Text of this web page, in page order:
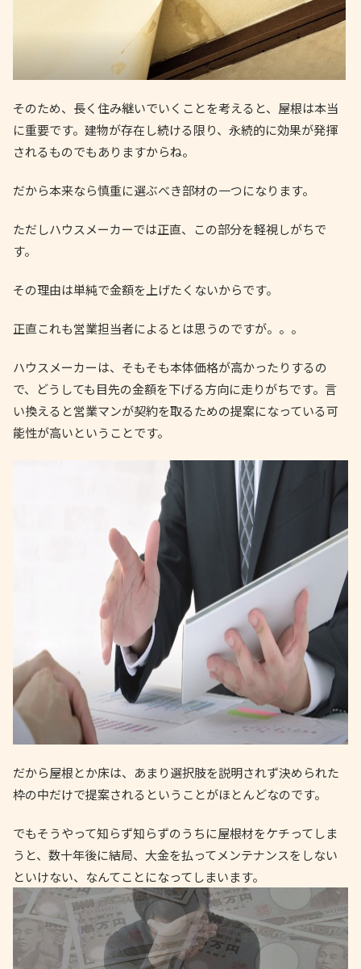
そのため、長く住み継いでいくことを考えると、屋根は本当
に重要です。建物が存在し続ける限り、永続的に効果が発揮
されるものでもありますからね。
だから本来なら慎重に選ぶべき部材の一つになります。
ただしハウスメーカーでは正直、この部分を軽視しがちで
す。
その理由は単純で金額を上げたくないからです。
正直これも営業担当者によるとは思うのですが。。。
ハウスメーカーは、そもそも本体価格が高かったりするの
で、どうしても目先の金額を下げる方向に走りがちです。言
い換えると営業マンが契約を取るための提案になっている可
能性が高いということです。
だから屋根とか床は、あまり選択肢を説明されず決められた
枠の中だけで提案されるということがほとんどなのです。
でもそうやって知らず知らずのうちに屋根材をケチってしま
うと、数十年後に結局、大金を払ってメンテナンスをしない
といけない、なんてことになってしまいます。